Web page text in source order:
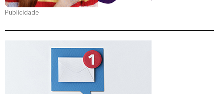
Publicidade